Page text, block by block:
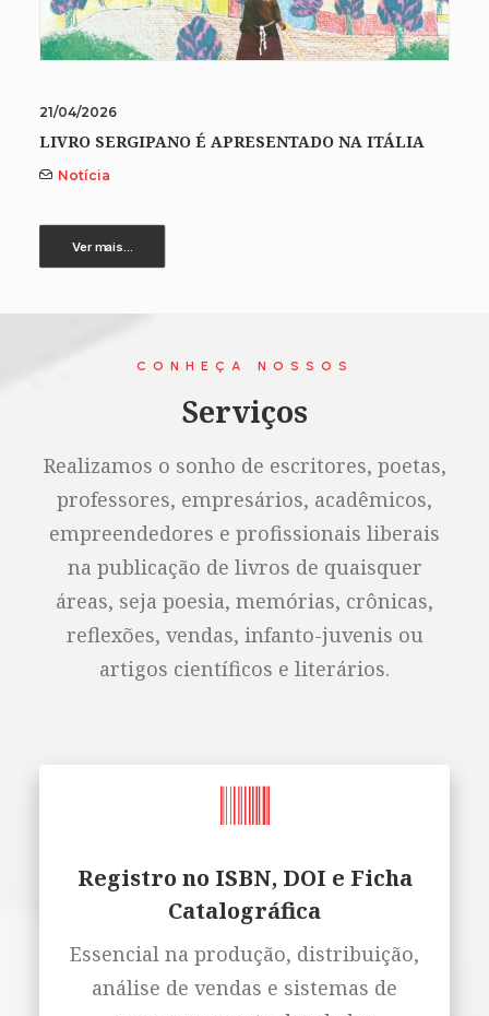
21/04/2026
LIVRO SERGIPANO É APRESENTADO NA ITÁLIA
Notícia
Ver mais...
CONHEÇA NOSSOS
Serviços
Realizamos o sonho de escritores, poetas,
professores, empresários, acadêmicos,
empreendedores e profissionais liberais
na publicação de livros de quaisquer
áreas, seja poesia, memórias, crônicas,
reflexões, vendas, infanto-juvenis ou
artigos científicos e literários.
Registro no ISBN, DOI e Ficha
Catalográfica
Essencial na produção, distribuição,
análise de vendas e sistemas de